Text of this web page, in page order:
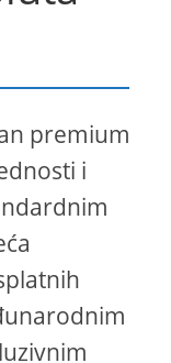
premium
i